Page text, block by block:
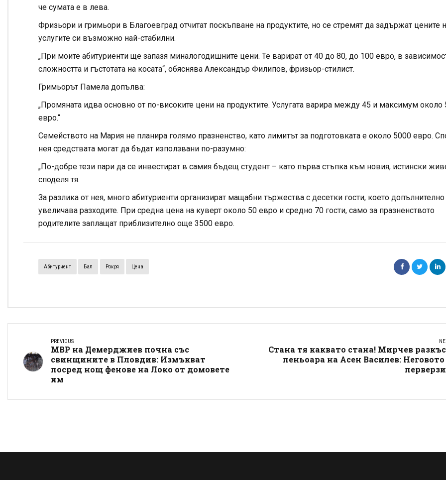
че сумата е в лева.
Фризьори и гримьори в Благоевград отчитат поскъпване на продуктите, но се стремят да задържат цените
услугите си възможно най-стабилни.
„При моите абитуриенти ще запазя миналогодишните цени. Те варират от 40 до 80, до 100 евро, в
сложността и гъстотата на косата“, обяснява Александър Филипов, фризьор-стилист.
Гримьорът Памела допълва:
„Промяната идва основно от по-високите цени на продуктите. Услугата варира между 45 и максимум около
евро.“
Семейството на Мария не планира голямо празненство, като лимитът за подготовката е около 5000 евро.
нея средствата могат да бъдат използвани по-разумно:
„По-добре тези пари да се инвестират в самия бъдещ студент – като първа стъпка към новия, истински
споделя тя.
За разлика от нея, много абитуриенти организират мащабни тържества с десетки гости, което допълнително
увеличава разходите. При средна цена на куверт около 50 евро и средно 70 гости, само за празненството
родителите заплащат приблизително още 3500 евро.
Абитуриент Бал Рокря Цена
PREVIOUS
МВР на Демерджиев почна със
свинщините в Пловдив: Измъкват
посред нощ фенове на Локо от домовете
им
Стана тя каквато стана! Мирчев
пеньоара на Асен Василев: Неговото